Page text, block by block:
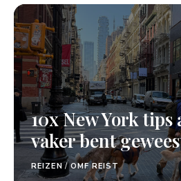
10x New York tips
vaker bent
REIZEN /OMF REIST